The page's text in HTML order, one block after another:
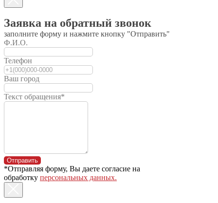
Субсидирование
Кредит
Ремонт и
восстановление
Гарант. обслуживание
Услуги сервиса
Запчасти
Навесное и прицепное
Тракторы
О компании
Заявка на обратный звонок
заполните форму и нажмите кнопку "Отправить"
Ф.И.О.
Телефон
Ваш город
Текст обращения*
Отправить
*Отправляя форму, Вы даете согласие на
обработку персональных данных.